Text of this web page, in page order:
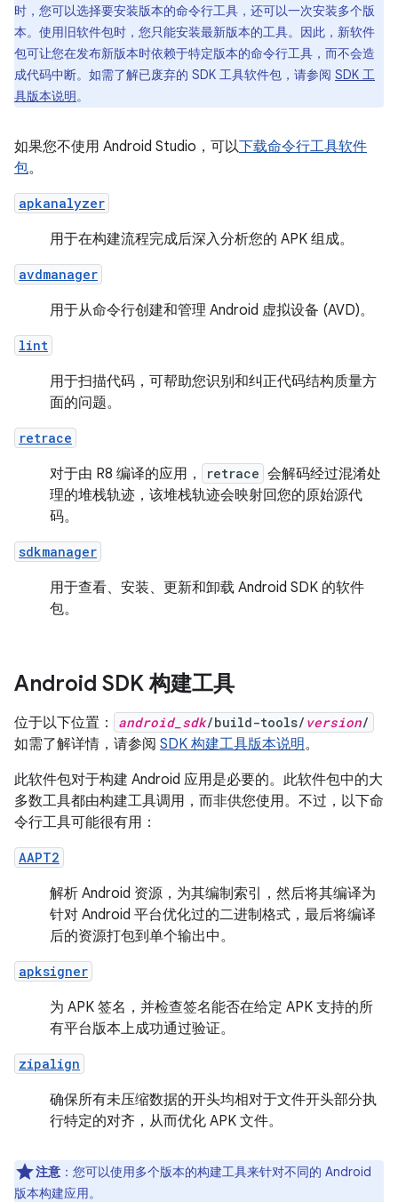
时，您可以选择要安装版本的命令行工具，还可以一次安装多个版
本。使用旧软件包时，您只能安装最新版本的工具。因此，新软件
包可让您在发布新版本时依赖于特定版本的命令行工具，而不会造
成代码中断。如需了解已废弃的 SDK 工具软件包，请参阅 SDK 工
具版本说明。
如果您不使用 Android Studio，可以下载命令行工具软件
包。
apkanalyzer
用于在构建流程完成后深入分析您的 APK 组成。
avdmanager
用于从命令行创建和管理 Android 虚拟设备 (AVD)。
lint
用于扫描代码，可帮助您识别和纠正代码结构质量方
面的问题。
retrace
对于由 R8 编译的应用， retrace 会解码经过混淆处
理的堆栈轨迹，该堆栈轨迹会映射回您的原始源代
码。
sdkmanager
用于查看、安装、更新和卸载 Android SDK 的软件
包。
Android SDK 构建工具
位于以下位置： android_sdk/build-tools/ version/
如需了解详情，请参阅 SDK 构建工具版本说明。
此软件包对于构建 Android 应用是必要的。此软件包中的大
多数工具都由构建工具调用，而非供您使用。不过，以下命
令行工具可能很有用：
AAPT2
解析 Android 资源，为其编制索引，然后将其编译为
针对 Android 平台优化过的二进制格式，最后将编译
后的资源打包到单个输出中。
apksigner
为 APK 签名，并检查签名能否在给定 APK 支持的所
有平台版本上成功通过验证。
zipalign
确保所有未压缩数据的开头均相对于文件开头部分执
行特定的对齐，从而优化 APK 文件。
注意 ：您可以使用多个版本的构建工具来针对不同的 Android
版本构建应用。